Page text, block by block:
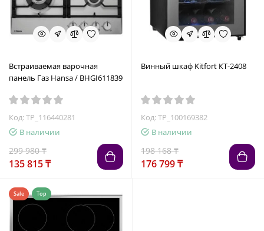
Встраиваемая варочная
панель Газ Hansa / BHGI611839
Код: TP_116440281
В наличии
299 980 ₸
135 815 ₸
Винный шкаф Kitfort КТ-2408
Код: TP_100169382
В наличии
198 168 ₸
176 799 ₸
Sale Top